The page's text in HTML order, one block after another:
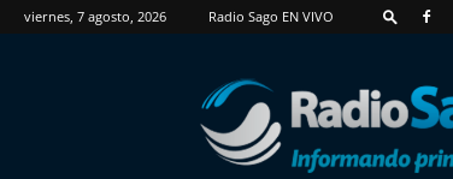
viernes, 7 agosto, 2026 Radio Sago EN VIVO
RadioSago